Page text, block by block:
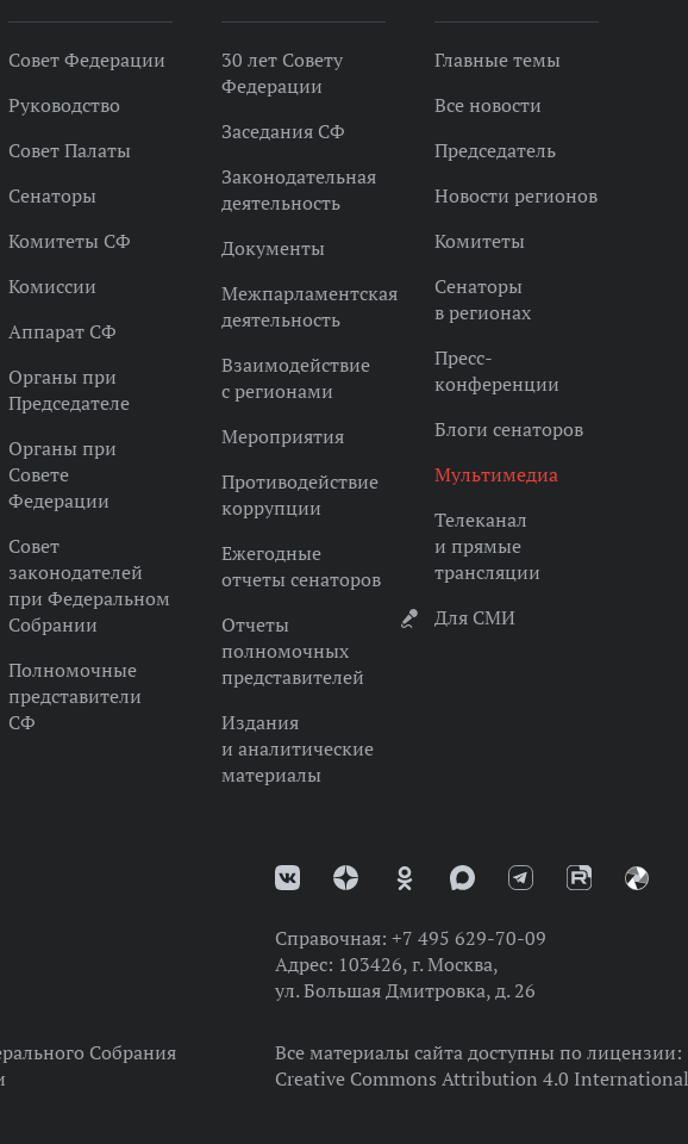
Совет Федерации
Руководство
Совет Палаты
Сенаторы
Комитеты СФ
Комиссии
Аппарат СФ
Органы при
Председателе
Органы при
Совете
Федерации
Совет
законодателей
при Федеральном
Собрании
Полномочные
представители
СФ
30 лет Совету
Федерации
Заседания СФ
Законодательная
деятельность
Документы
Межпарламентская
деятельность
Взаимодействие
с регионами
Мероприятия
Противодействие
коррупции
Ежегодные
отчеты сенаторов
Отчеты
полномочных
представителей
Издания
и аналитические
материалы
Главные темы
Все новости
Председатель
Новости регионов
Комитеты
Сенаторы
в регионах
Пресс-
конференции
Блоги сенаторов
Мультимедиа
Телеканал
и прямые
трансляции
Для СМИ
Справочная: +7 495 629-70-09
Адрес: 103426, г. Москва,
ул. Большая Дмитровка, д. 26
Собрания
Все материалы сайта доступны по лицензии:
Creative Commons Attribution 4.0 International